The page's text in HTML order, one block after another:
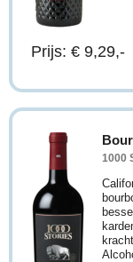
Prijs: € 9,29,-
1000